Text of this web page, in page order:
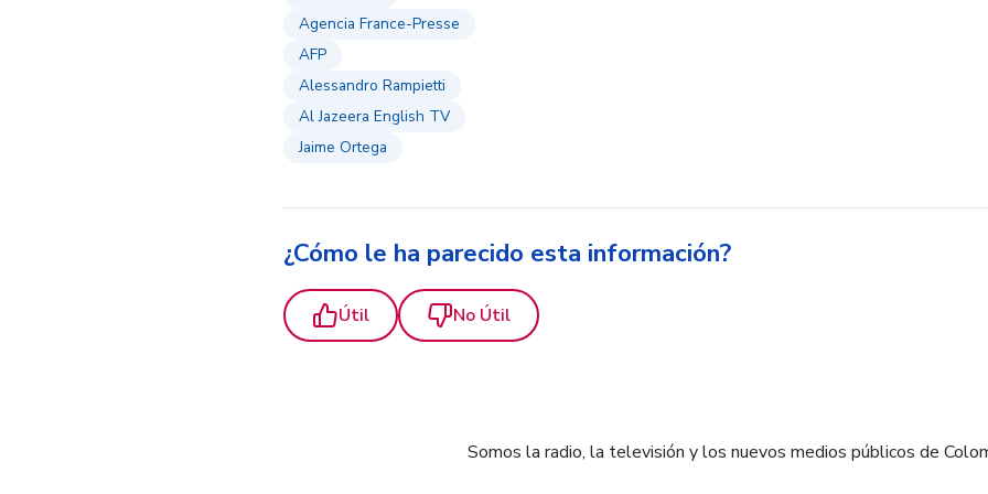
Agencia France-Presse
AFP
Alessandro Rampietti
Al Jazeera English TV
Jaime Ortega
¿Cómo le ha parecido esta información?
Útil No Útil
Somos la radio, la televisión y los nuevos medios públicos de